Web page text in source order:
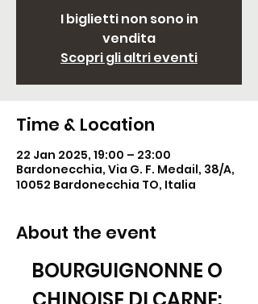
I biglietti non sono in
vendita
Scopri gli altri eventi
Time & Location
22 Jan 2025, 19:00 – 23:00
Bardonecchia, Via G. F. Medail, 38/A,
10052 Bardonecchia TO, Italia
About the event
BOURGUIGNONNE O